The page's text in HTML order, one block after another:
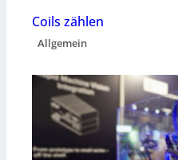
Coils zählen
Allgemein